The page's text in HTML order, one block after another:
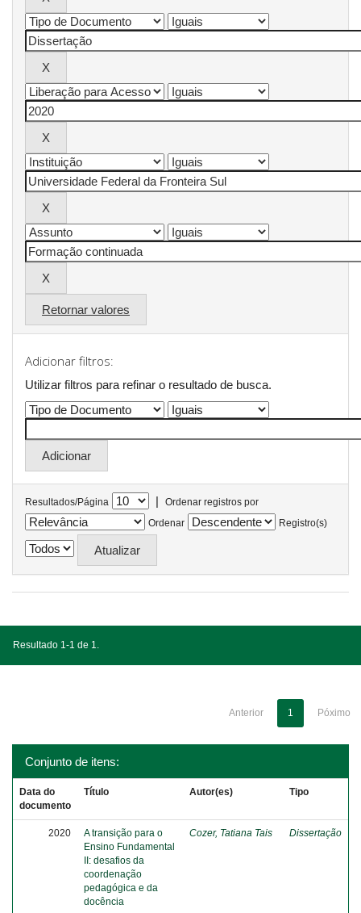
Retornar valores
Adicionar filtros:
Utilizar filtros para refinar o resultado de busca.
Resultados/Página |
Ordenar registros por
Ordenar
Registro(s)
Resultado 1-1 de 1.
Anterior 1 Póximo
Conjunto de itens:
Data do
documento
Título Autor(es) Tipo
2020
A transição para o
Ensino Fundamental
II: desafios da
coordenação
pedagógica e da
docência
Cozer, Tatiana Tais Dissertação